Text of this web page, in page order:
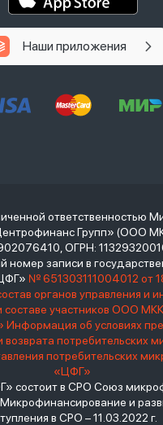
Наши приложения
ответственностью
Групп» (ООО
ОГРН:
номер записи в
№ 651303111004012 от
органов управления и
составе участников ООО
Информация об условиях
возврата потребительских
потребительских
«ЦФГ»
состоит в СРО Союз
и
в СРО – 11.03.2022 г.